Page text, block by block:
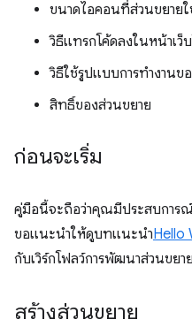
ขนาดไอคอนที่ส่วนขยาย
วิธีแทรกโค้ดลงในหน้าเว็
วิธีใช้รูปแบบการทำงานขอ
สิทธิ์ของส่วนขยาย
ก่อนจะเริ่ม
คู่มือนี้จะถือว่าคุณมีประสบการ
ขอแนะนําให้ดูบทแนะนําHello
กับเวิร์กโฟลว์การพัฒนาส่วนขยาย
สร้างส่วนขยาย